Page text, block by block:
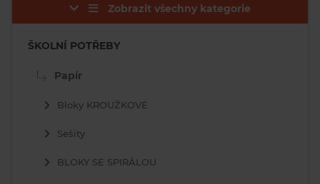
Zobrazit všechny kategorie
ŠKOLNÍ POTŘEBY
Papír
Bloky KROUŽKOVÉ
Sešity
BLOKY SE SPIRÁLOU